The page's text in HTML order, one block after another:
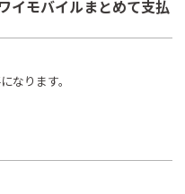
イモバイルまとめて支払
なります。